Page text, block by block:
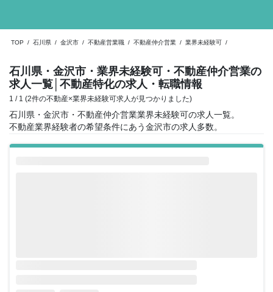
TOP / 石川県 / 金沢市 / 不動産営業職 / 不動産仲介営業 / 業界未経験可 /
石川県・金沢市・業界未経験可・不動産仲介営業の
求人一覧 │不動産特化の求人・転職情報
1 / 1 (2件の不動産×業界未経験可求人が見つかりました)
石川県・金沢市・不動産仲介営業業界未経験可の求人一覧。
不動産業界経験者の希望条件にあう金沢市の求人多数。